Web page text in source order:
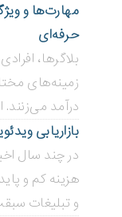
مهارت‌ها و
حرفه‌ای
بلاگر‌ها،
زمینه‌های
درآمد می‌زنند.
بازاریابی
در چند سال
هزینه کم و
و تبلیغات